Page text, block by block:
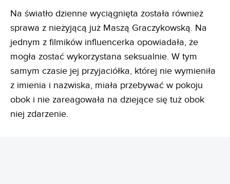
Na światło dzienne wyciągnięta została również
sprawa z nieżyjącą już Maszą Graczykowską. Na
jednym z filmików influencerka opowiadała, że
mogła zostać wykorzystana seksualnie. W tym
samym czasie jej przyjaciółka, której nie wymieniła
z imienia i nazwiska, miała przebywać w pokoju
obok i nie zareagowała na dziejące się tuż obok
niej zdarzenie.